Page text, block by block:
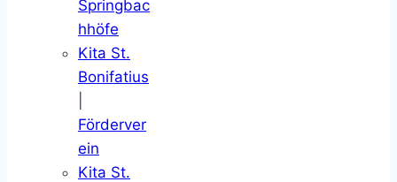
Springbac
hhöfe
Kita St.
Bonifatius
Förderver
ein
Kita St.